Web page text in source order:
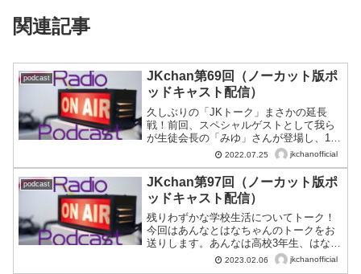
関連記事
podcast
JKchan第69回（ノーカット版ポ
ッドキャスト配信）
久しぶりの「JKトーク」まさかの延長
戦！前回、スペシャルゲストとして我ら
が生徒会長の「みゆ」さんが登場し、1回
分の尺に納まりきらなかったため、急き
ょ2回目の延長トーク！前回は「国際恋
愛」について話したJKchanは、今回も禁
断の恋バナから、JKがトイレでXXX…を
する？？話まで、「JKトーク」が炸裂！
「JKの本音」や「JKの普段の姿」が見え
る13分です。
2022.07.25 jkchanofficial
podcast
JKchan第97回（ノーカット版ポ
ッドキャスト配信）
残りわずかな学校生活についてトーク！
今回はあんなとはなちゃんのトークをお
送りします。あんなは高校3年生、はなち
ゃんは中学3年生で、お互いに“卒業”を間
2023.02.06 jkchanofficial